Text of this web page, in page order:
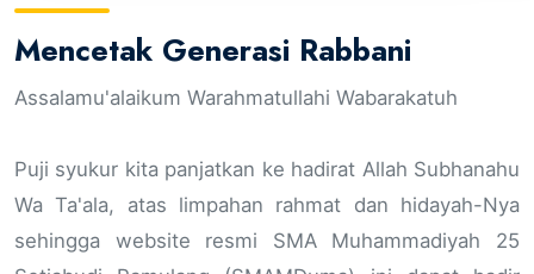
Mencetak Generasi Rabbani
Assalamu'alaikum Warahmatullahi Wabarakatuh
Puji syukur kita panjatkan ke hadirat Allah Subhanahu
Wa Ta'ala, atas limpahan rahmat dan hidayah-Nya
sehingga website resmi SMA Muhammadiyah 25